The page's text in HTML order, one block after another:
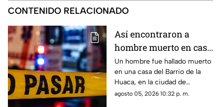
CONTENIDO RELACIONADO
Así encontraron a
hombre muerto en casa
del Barrio de la Huaca,
en Veracruz
Un hombre fue hallado muerto
en una casa del Barrio de la
Huaca, en la ciudad de
Veracruz, por lo que la zona
agosto 05, 2026 10:32 p. m.